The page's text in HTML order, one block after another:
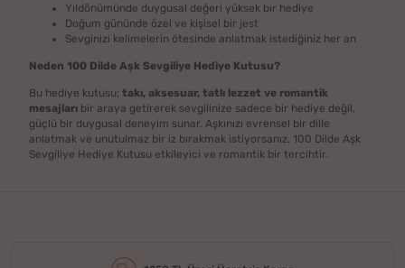
Yıldönümünde duygusal değeri yüksek bir hediye
Doğum gününde özel ve kişisel bir jest
Sevginizi kelimelerin ötesinde anlatmak istediğiniz her an
Neden 100 Dilde Aşk Sevgiliye Hediye Kutusu?
Bu hediye kutusu; takı, aksesuar, tatlı lezzet ve romantik
mesajları bir araya getirerek sevgilinize sadece bir hediye değil,
güçlü bir duygusal deneyim sunar. Aşkınızı evrensel bir dille
anlatmak ve unutulmaz bir iz bırakmak istiyorsanız, 100 Dilde Aşk
Sevgiliye Hediye Kutusu etkileyici ve romantik bir tercihtir.